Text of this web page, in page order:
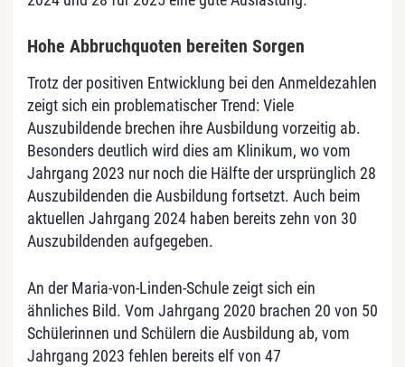
Hohe Abbruchquoten bereiten Sorgen
Trotz der positiven Entwicklung bei den Anmeldezahlen
zeigt sich ein problematischer Trend: Viele
Auszubildende brechen ihre Ausbildung vorzeitig ab.
Besonders deutlich wird dies am Klinikum, wo vom
Jahrgang 2023 nur noch die Hälfte der ursprünglich 28
Auszubildenden die Ausbildung fortsetzt. Auch beim
aktuellen Jahrgang 2024 haben bereits zehn von 30
Auszubildenden aufgegeben.
An der Maria-von-Linden-Schule zeigt sich ein
ähnliches Bild. Vom Jahrgang 2020 brachen 20 von 50
Schülerinnen und Schülern die Ausbildung ab, vom
Jahrgang 2023 fehlen bereits elf von 47